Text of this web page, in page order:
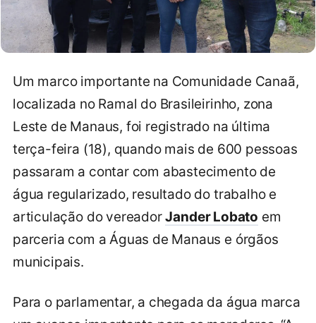
Um marco importante na Comunidade Canaã,
localizada no Ramal do Brasileirinho, zona
Leste de Manaus, foi registrado na última
terça-feira (18), quando mais de 600 pessoas
passaram a contar com abastecimento de
água regularizado, resultado do trabalho e
articulação do vereadorJander Lobato em
parceria com a Águas de Manaus e órgãos
municipais.
Para o parlamentar, a chegada da água marca